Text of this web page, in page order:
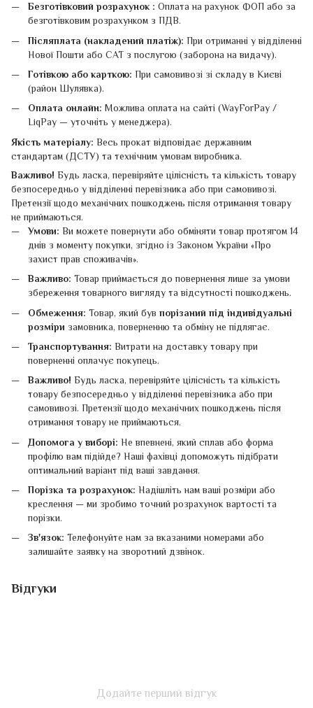
Безготівковий розрахунок : Оплата на рахунок ФОП або за
безготівковим розрахунком з ПДВ.
Післяплата (накладений платіж): При отриманні у відділенні
Нової Пошти або САТ з послугою (заборона на видачу).
Готівкою або карткою: При самовивозі зі складу в Києві
(район Шулявка).
Оплата онлайн: Можлива оплата на сайті (WayForPay /
LiqPay — уточніть у менеджера).
Якість матеріалу: Весь прокат відповідає державним
стандартам (ДСТУ) та технічним умовам виробника.
Важливо! Будь ласка, перевіряйте цілісність та кількість товару
безпосередньо у відділенні перевізника або при самовивозі.
Претензії щодо механічних пошкоджень після отримання товару
не приймаються.
Умови: Ви можете повернути або обміняти товар протягом 14
днів з моменту покупки, згідно із Законом України «Про
захист прав споживачів».
Важливо: Товар приймається до повернення лише за умови
збереження товарного вигляду та відсутності пошкоджень.
Обмеження: Товар, який був порізаний під індивідуальні
розміри замовника, поверненню та обміну не підлягає.
Транспортування: Витрати на доставку товару при
поверненні оплачує покупець.
Важливо! Будь ласка, перевіряйте цілісність та кількість
товару безпосередньо у відділенні перевізника або при
самовивозі. Претензії щодо механічних пошкоджень після
отримання товару не приймаються.
Допомога у виборі: Не впевнені, який сплав або форма
профілю вам підійде? Наші фахівці допоможуть підібрати
оптимальний варіант під ваші завдання.
Порізка та розрахунок: Надішліть нам ваші розміри або
креслення — ми зробимо точний розрахунок вартості та
порізки.
Зв'язок: Телефонуйте нам за вказаними номерами або
залишайте заявку на зворотний дзвінок.
Відгуки
Додайте перший відгук